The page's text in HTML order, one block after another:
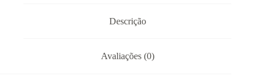
Descrição
Avaliações (0)